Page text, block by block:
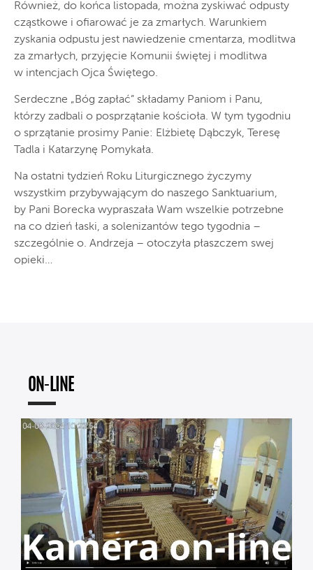
Również, do końca listopada, można zyskiwać odpusty
cząstkowe i ofiarować je za zmarłych. Warunkiem
zyskania odpustu jest nawiedzenie cmentarza, modlitwa
za zmarłych, przyjęcie Komunii świętej i modlitwa
w intencjach Ojca Świętego.
Serdeczne „Bóg zapłać” składamy Paniom i Panu,
którzy zadbali o posprzątanie kościoła. W tym tygodniu
o sprzątanie prosimy Panie: Elżbietę Dąbczyk, Teresę
Tadla i Katarzynę Pomykała.
Na ostatni tydzień Roku Liturgicznego życzymy
wszystkim przybywającym do naszego Sanktuarium,
by Pani Borecka wypraszała Wam wszelkie potrzebne
na co dzień łaski, a solenizantów tego tygodnia –
szczególnie o. Andrzeja – otoczyła płaszczem swej
opieki…
ON-LINE